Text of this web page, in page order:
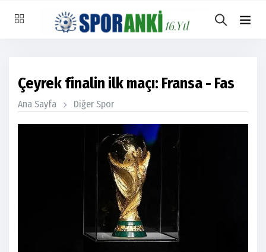
Çeyrek finalin ilk maçı: Fransa - Fas
Ana Sayfa Diğer Spor